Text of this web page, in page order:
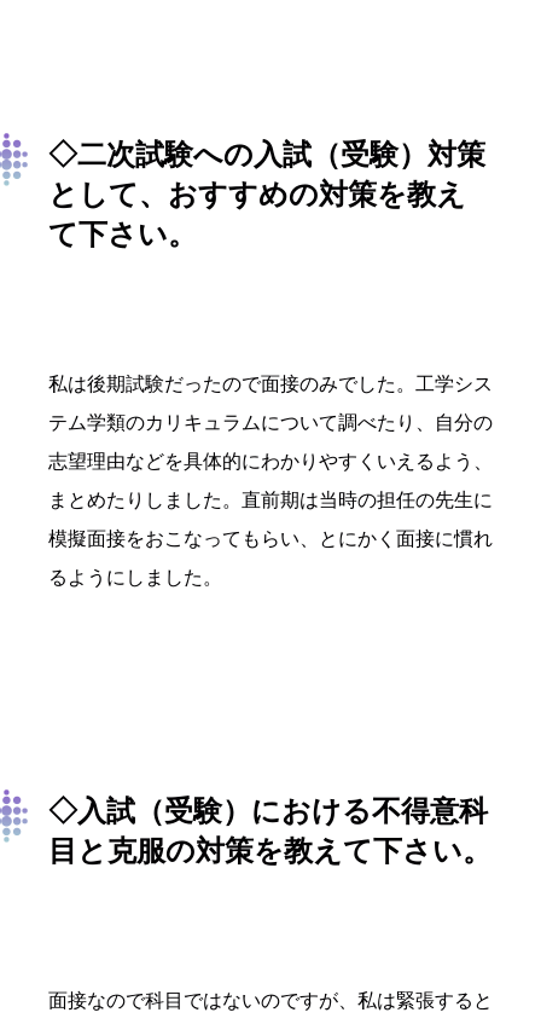
◇二次試験への入試（受験）対策
として、おすすめの対策を教え
て下さい。
私は後期試験だったので面接のみでした。工学シス
テム学類のカリキュラムについて調べたり、自分の
志望理由などを具体的にわかりやすくいえるよう、
まとめたりしました。直前期は当時の担任の先生に
模擬面接をおこなってもらい、とにかく面接に慣れ
るようにしました。
◇入試（受験）における不得意科
目と克服の対策を教えて下さい。
面接なので科目ではないのですが、私は緊張すると